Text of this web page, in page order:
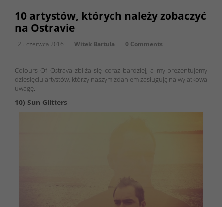
10 artystów, których należy zobaczyć
na Ostravie
25 czerwca 2016 Witek Bartula 0 Comments
Colours Of Ostrava zbliża się coraz bardziej, a my prezentujemy
dziesięciu artystów, którzy naszym zdaniem zasługują na wyjątkową
uwagę.
10) Sun Glitters